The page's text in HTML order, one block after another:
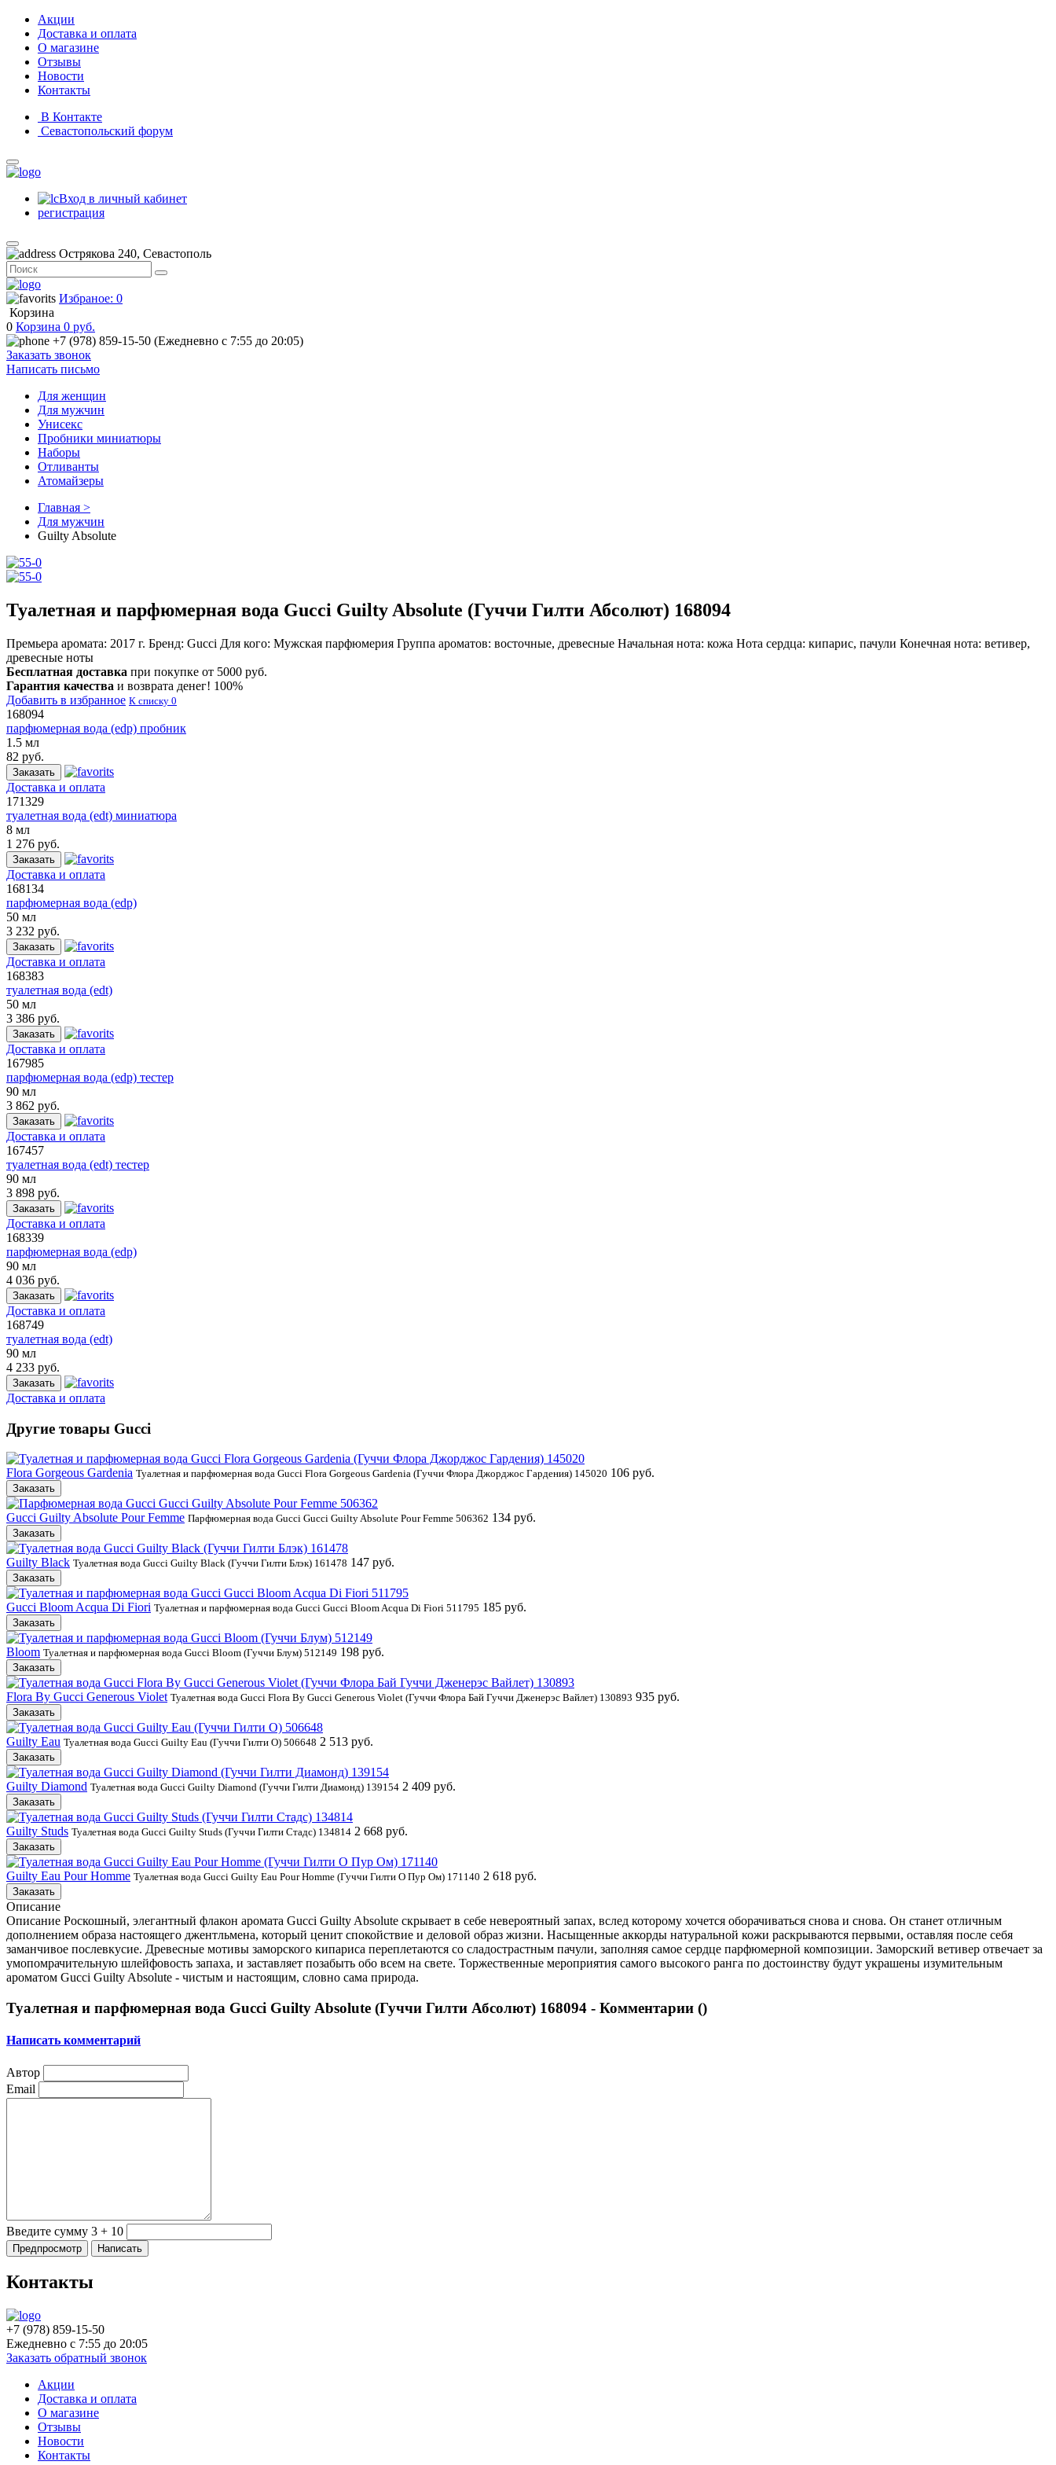
Акции
Доставка и оплата
О магазине
Отзывы
Новости
Контакты
В Контакте
Севастопольский форум
Вход в личный кабинет
регистрация
Острякова 240, Севастополь
Избраное: 0
Корзина
0 Корзина 0 руб.
+7 (978) 859-15-50 (Ежедневно с 7:55 до 20:05)
Заказать звонок
Написать письмо
Для женщин
Для мужчин
Унисекс
Пробники миниатюры
Наборы
Отливанты
Атомайзеры
Главная >
Для мужчин
Guilty Absolute
Туалетная и парфюмерная вода Gucci Guilty Absolute (Гуччи Гилти Абсолют) 168094
Премьера аромата: 2017 г. Бренд: Gucci Для кого: Мужская парфюмерия Группа ароматов: восточные, древесные Начальная нота: кожа Нота сердца: кипарис, пачули Конечная нота: ветивер,
древесные ноты
Бесплатная доставка при покупке от 5000 руб.
Гарантия качества и возврата денег! 100%
Добавить в избранное К списку 0
168094
парфюмерная вода (edp) пробник
1.5 мл
82 руб.
Заказать
Доставка и оплата
171329
туалетная вода (edt) миниатюра
8 мл
1 276 руб.
Заказать
Доставка и оплата
168134
парфюмерная вода (edp)
50 мл
3 232 руб.
Заказать
Доставка и оплата
168383
туалетная вода (edt)
50 мл
3 386 руб.
Заказать
Доставка и оплата
167985
парфюмерная вода (edp) тестер
90 мл
3 862 руб.
Заказать
Доставка и оплата
167457
туалетная вода (edt) тестер
90 мл
3 898 руб.
Заказать
Доставка и оплата
168339
парфюмерная вода (edp)
90 мл
4 036 руб.
Заказать
Доставка и оплата
168749
туалетная вода (edt)
90 мл
4 233 руб.
Заказать
Доставка и оплата
Другие товары Gucci
Flora Gorgeous Gardenia Туалетная и парфюмерная вода Gucci Flora Gorgeous Gardenia (Гуччи Флора Джорджос Гардения) 145020 106 руб.
Заказать
Gucci Guilty Absolute Pour Femme Парфюмерная вода Gucci Gucci Guilty Absolute Pour Femme 506362 134 руб.
Заказать
Guilty Black Туалетная вода Gucci Guilty Black (Гуччи Гилти Блэк) 161478 147 руб.
Заказать
Gucci Bloom Acqua Di Fiori Туалетная и парфюмерная вода Gucci Gucci Bloom Acqua Di Fiori 511795 185 руб.
Заказать
Bloom Туалетная и парфюмерная вода Gucci Bloom (Гуччи Блум) 512149 198 руб.
Заказать
Flora By Gucci Generous Violet Туалетная вода Gucci Flora By Gucci Generous Violet (Гуччи Флора Бай Гуччи Дженерэс Вайлет) 130893 935 руб.
Заказать
Guilty Eau Туалетная вода Gucci Guilty Eau (Гуччи Гилти О) 506648 2 513 руб.
Заказать
Guilty Diamond Туалетная вода Gucci Guilty Diamond (Гуччи Гилти Диамонд) 139154 2 409 руб.
Заказать
Guilty Studs Туалетная вода Gucci Guilty Studs (Гуччи Гилти Стадс) 134814 2 668 руб.
Заказать
Guilty Eau Pour Homme Туалетная вода Gucci Guilty Eau Pour Homme (Гуччи Гилти О Пур Ом) 171140 2 618 руб.
Заказать
Описание
Описание Роскошный, элегантный флакон аромата Gucci Guilty Absolute скрывает в себе невероятный запах, вслед которому хочется оборачиваться снова и снова. Он станет отличным
дополнением образа настоящего джентльмена, который ценит спокойствие и деловой образ жизни. Насыщенные аккорды натуральной кожи раскрываются первыми, оставляя после себя
заманчивое послевкусие. Древесные мотивы заморского кипариса переплетаются со сладострастным пачули, заполняя самое сердце парфюмерной композиции. Заморский ветивер отвечает за
умопомрачительную шлейфовость запаха, и заставляет позабыть обо всем на свете. Торжественные мероприятия самого высокого ранга по достоинству будут украшены изумительным
ароматом Gucci Guilty Absolute - чистым и настоящим, словно сама природа.
Туалетная и парфюмерная вода Gucci Guilty Absolute (Гуччи Гилти Абсолют) 168094 - Комментарии ()
Написать комментарий
Автор
Email
Введите сумму 3 + 10
Контакты
+7 (978) 859-15-50
Ежедневно с 7:55 до 20:05
Заказать обратный звонок
Акции
Доставка и оплата
О магазине
Отзывы
Новости
Контакты